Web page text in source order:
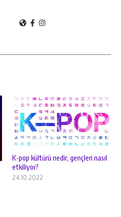
K-pop kültürü nedir, gençleri nasıl
etkiliyor?
24.10.2022